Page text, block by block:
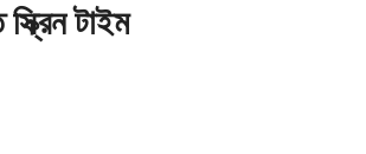
টাইম